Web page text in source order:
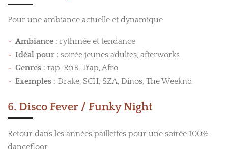
Pour une ambiance actuelle et dynamique
Ambiance : rythmée et tendance
Idéal pour: soirée jeunes adultes, afterworks
Genres : rap, RnB, Trap, Afro
Exemples : Drake, SCH, SZA, Dinos, The Weeknd
6. Disco Fever / Funky Night
Retour dans les années paillettes pour une soirée 100%
dancefloor